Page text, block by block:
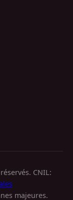
CNIL:
majeures.